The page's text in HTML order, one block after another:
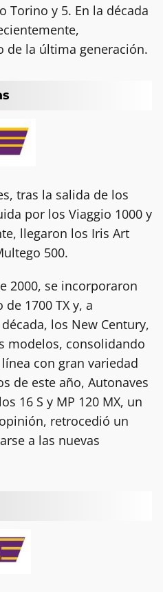
Torino y 5. En la década
de la última generación.
tras la salida de los
por los Viaggio 1000 y
llegaron los Iris Art
500.
2000, se incorporaron
1700 TX y, a
los New Century,
modelos, consolidando
con gran variedad
de este año, Autonaves
16 S y MP 120 MX, un
retrocedió un
a las nuevas